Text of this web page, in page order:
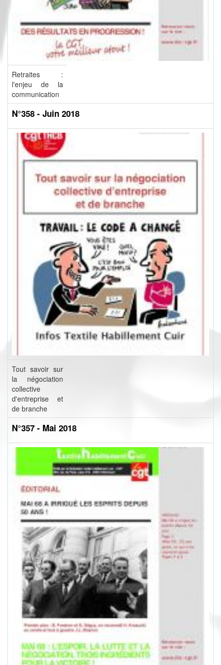
Retraites :
l'enjeu de la
communication
N°358 - Juin 2018
Tout savoir sur
la négociation
collective
d'entreprise et
de branche
N°357 - Mai 2018